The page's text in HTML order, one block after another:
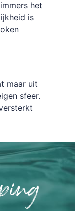
het
is
maar uit
sfeer.